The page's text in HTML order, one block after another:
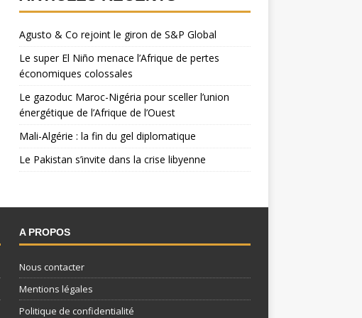
Agusto & Co rejoint le giron de S&P Global
Le super El Niño menace l’Afrique de pertes
économiques colossales
Le gazoduc Maroc-Nigéria pour sceller l’union
énergétique de l’Afrique de l’Ouest
Mali-Algérie : la fin du gel diplomatique
Le Pakistan s’invite dans la crise libyenne
A PROPOS
Nous contacter
Mentions légales
Politique de confidentialité